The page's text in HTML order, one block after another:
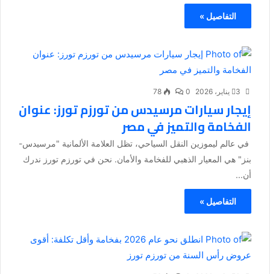
التفاصيل »
3 يناير، 2026 0
78
إيجار سيارات مرسيدس من تورزم تورز: عنوان
الفخامة والتميز في مصر
في عالم ليموزين النقل السياحي، تظل العلامة الألمانية "مرسيدس-
بنز" هي المعيار الذهبي للفخامة والأمان. نحن في تورزم تورز ندرك
أن...
التفاصيل »